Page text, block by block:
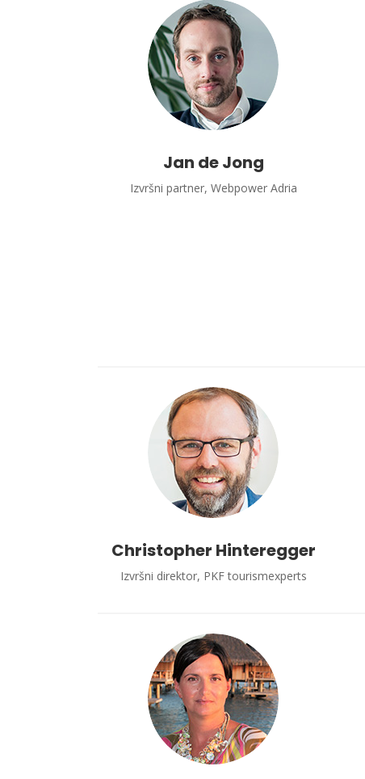
Jan de Jong
Izvršni partner, Webpower Adria
Christopher Hinteregger
Izvršni direktor, PKF tourismexperts